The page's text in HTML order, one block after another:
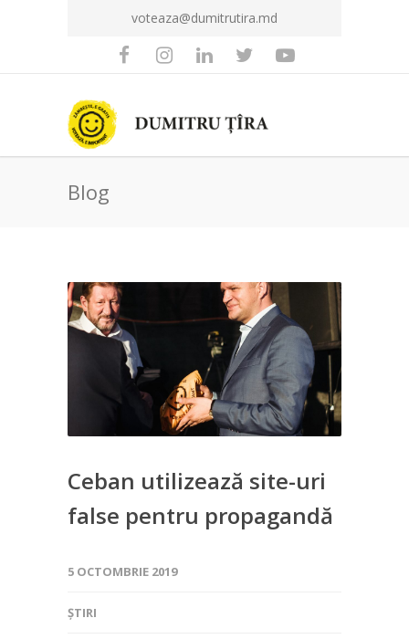
voteaza@dumitrutira.md
Blog
Ceban utilizează site-uri
false pentru propagandă
5 OCTOMBRIE 2019
ȘTIRI